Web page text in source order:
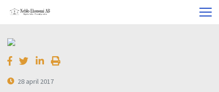
28 april 2017